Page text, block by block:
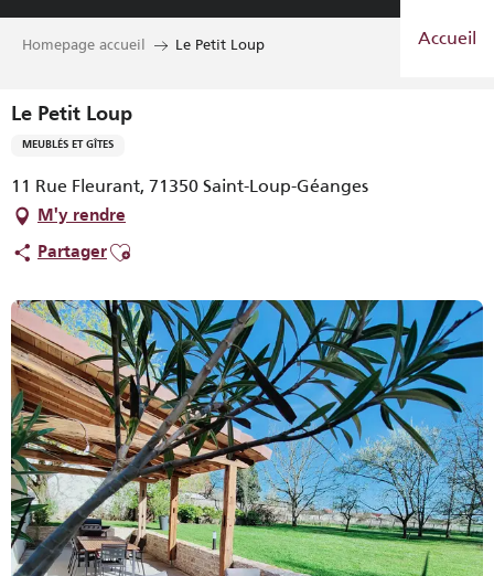
Aller
Accueil
Homepage accueil Le Petit Loup
Le Petit Loup
MEUBLÉS ET GÎTES
11 Rue Fleurant, 71350 Saint-Loup-Géanges
M'y rendre
PartagerAjouter aux favoris